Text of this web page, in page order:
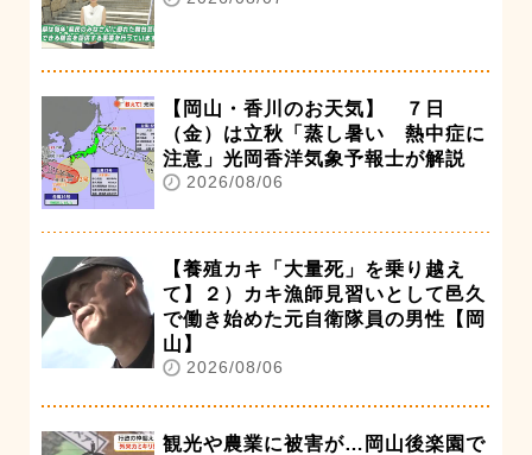
【岡山・香川のお天気】 ７日
（金）は立秋「蒸し暑い 熱中症に
注意」光岡香洋気象予報士が解説
2026/08/06
【養殖カキ「大量死」を乗り越え
て】２）カキ漁師見習いとして邑久
で働き始めた元自衛隊員の男性【岡
山】
2026/08/06
観光や農業に被害が…岡山後楽園で